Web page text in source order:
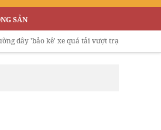
SẢN
'bảo kê' xe quá tải vượt trạm phí Cao tốc Hà